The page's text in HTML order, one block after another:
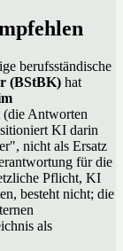
berufsständische
(BStBK) hat
Antworten
KI darin
nicht als Ersatz
für die
Pflicht, KI
besteht nicht; die
als